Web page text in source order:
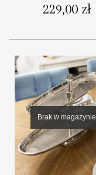
229,00 zł
Brak w magazynie